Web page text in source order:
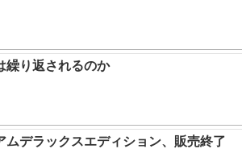
繰り返されるのか
ムデラックスエディション、販売終了